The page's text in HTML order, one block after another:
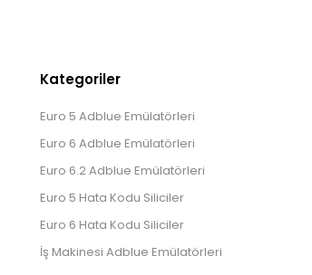
Kategoriler
Euro 5 Adblue Emülatörleri
Euro 6 Adblue Emülatörleri
Euro 6.2 Adblue Emülatörleri
Euro 5 Hata Kodu Siliciler
Euro 6 Hata Kodu Siliciler
İş Makinesi Adblue Emülatörleri